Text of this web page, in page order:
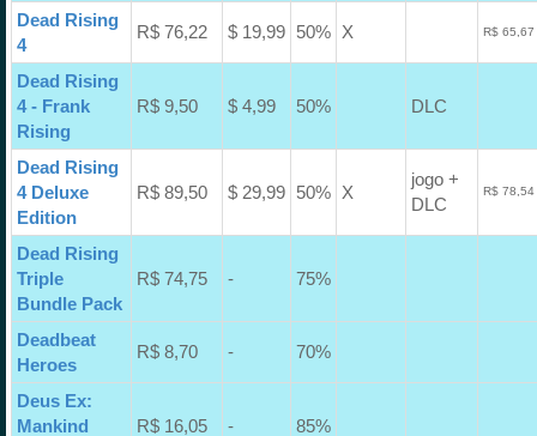
Dead Rising
4
R$ 76,22 $ 19,99 50% X R$
Dead Rising
4 - Frank
Rising
R$ 9,50 $ 4,99 50% DLC
Dead Rising
4 Deluxe
Edition
R$ 89,50 $ 29,99 50% X
jogo +
DLC
R$
Dead Rising
Triple
Bundle Pack
R$ 74,75 - 75%
Deadbeat
Heroes
R$ 8,70 - 70%
Deus Ex:
Mankind
R$ 16,05 - 85%